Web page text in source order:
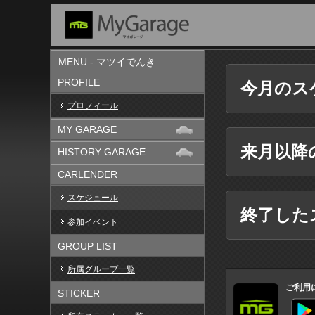
MENU - マツイでんき
PROFILE
プロフィール
MY GARAGE
HISTORY GARAGE
CARLENDER
スケジュール
参加イベント
GROUP LIST
所属グループ一覧
STICKER
今月のス
来月以降
終了した
ご利用